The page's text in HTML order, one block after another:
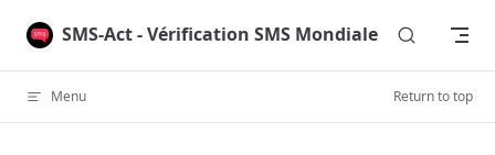
Skip to content
SMS-Act - Vérification SMS Mondiale
Menu Return to top